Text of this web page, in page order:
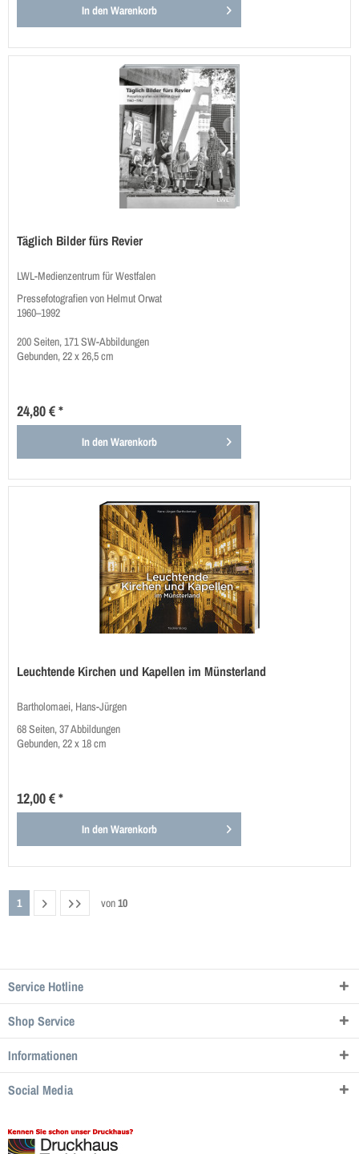
In denWarenkorb
Täglich Bilder fürs Revier
LWL-Medienzentrum für Westfalen
Pressefotografien von Helmut Orwat
1960–1992
200 Seiten, 171 SW-Abbildungen
Gebunden, 22 x 26,5 cm
24,80 € *
In denWarenkorb
Leuchtende Kirchen und Kapellen im Münsterland
Bartholomaei, Hans-Jürgen
68 Seiten, 37 Abbildungen
Gebunden, 22 x 18 cm
12,00 € *
In denWarenkorb
1 von10
Service Hotline
Shop Service
Informationen
Social Media